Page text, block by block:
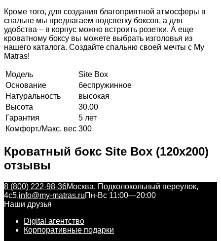
Кроме того, для создания благоприятной атмосферы в
спальне мы предлагаем подсветку боксов, а для
удобства – в корпус можно встроить розетки. А еще
кроватному боксу вы можете выбрать изголовья из
нашего каталога. Создайте спальню своей мечты с My
Matras!
Модель
Site Box
Основание
беспружинное
Натуральность
высокая
Высота
30.00
Гарантия
5 лет
Комфорт./Макс. вес 300
Кроватный бокс Site Box (120x200)
отзывы
8 (800) 222-98-36Москва, Подколокольный переулок,
4с5,info@my-matras.ruПн-Вс 11:00—20:00
Наши друзья
Digital агентство
Корпоративные подарки